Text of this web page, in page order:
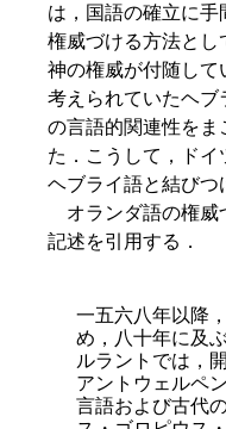
は，国語の確立に
権威づける方法とし
神の権威が付随して
考えられていたヘブ
の言語的関連性をま
た．こうして，ド
ヘブライ語と結びつ
オランダ語の権威
記述を引用する．
一五六八年以降
め，八十年に及
ルラントでは，
アントウェルペ
言語および古代